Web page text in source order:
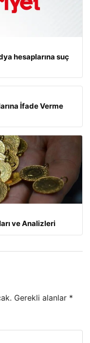
hesaplarına suç
İfade Verme
ve Analizleri
Gerekli alanlar *